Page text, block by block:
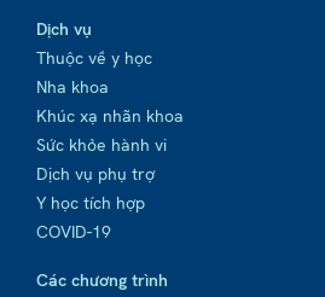
Dịch vụ
Thuộc về y học
Nha khoa
Khúc xạ nhãn khoa
Sức khỏe hành vi
Dịch vụ phụ trợ
Y học tích hợp
COVID-19
Các chương trình